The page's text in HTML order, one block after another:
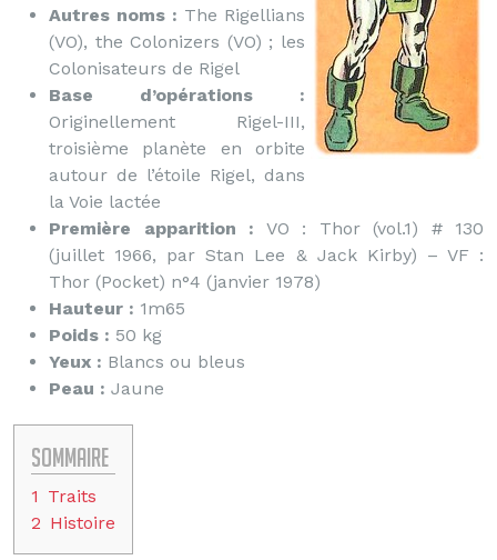
Autres noms : The Rigellians
(VO), the Colonizers (VO) ; les
Colonisateurs de Rigel
Base d’opérations :
Originellement Rigel-III,
troisième planète en orbite
autour de l’étoile Rigel, dans
la Voie lactée
Première apparition : VO : Thor (vol.1) # 130
(juillet 1966, par Stan Lee & Jack Kirby) – VF :
Thor (Pocket) n°4 (janvier 1978)
Hauteur : 1m65
Poids : 50 kg
Yeux : Blancs ou bleus
Peau : Jaune
Sommaire
1 Traits
2 Histoire